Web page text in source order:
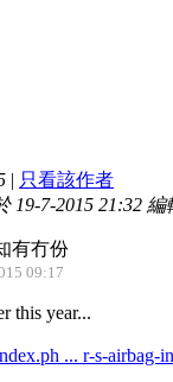
| 只看該作者
19-7-2015 21:32 編
有冇份
09:17
this year...
... r-s-airbag-